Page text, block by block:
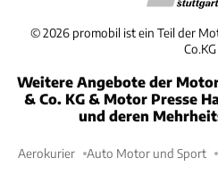
©2026 promobil ist ein Teil der
Co.KG
Weitere Angebote der
& Co. KG & Motor Presse
und deren
Aerokurier Auto Motor und Sport